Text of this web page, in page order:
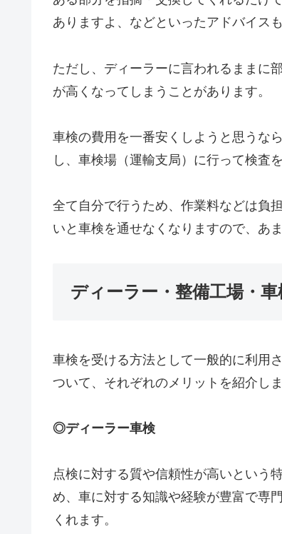
ありますよ、などといったアドバイス
ただし、ディーラーに言われるままに
が高くなってしまうことがあります。
車検の費用を一番安くしようと思うな
し、車検場（運輸支局）に行って検査
全て自分で行うため、作業料などは負
いと車検を通せなくなりますので、あ
ディーラー・整備工場・
車検を受ける方法として一般的に利用
ついて、それぞれのメリットを紹介しま
◎ディーラー車検
点検に対する質や信頼性が高いという
め、車に対する知識や経験が豊富で専
くれます。